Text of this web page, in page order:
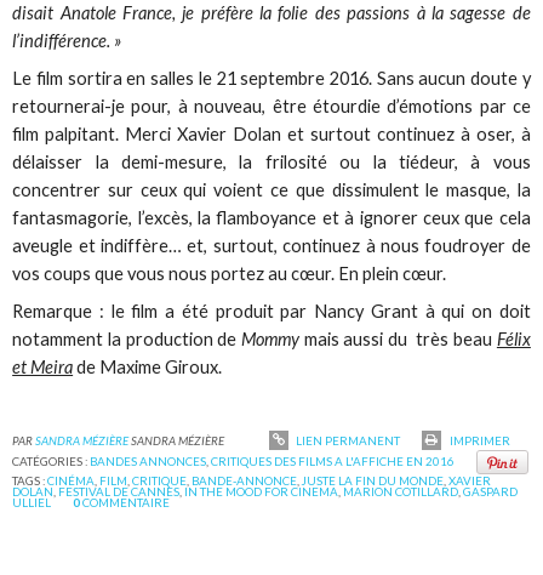
disait Anatole France, je préfère la folie des passions à la sagesse de
l’indifférence. »
Le film sortira en salles le 21 septembre 2016. Sans aucun doute y
retournerai-je pour, à nouveau, être étourdie d’émotions par ce
film palpitant. Merci Xavier Dolan et surtout continuez à oser, à
délaisser la demi-mesure, la frilosité ou la tiédeur, à vous
concentrer sur ceux qui voient ce que dissimulent le masque, la
fantasmagorie, l’excès, la flamboyance et à ignorer ceux que cela
aveugle et indiffère… et, surtout, continuez à nous foudroyer de
vos coups que vous nous portez au cœur. En plein cœur.
Remarque : le film a été produit par Nancy Grant à qui on doit
notamment la production de Mommymais aussi du très beau Félix
et Meirade Maxime Giroux.
PARSANDRA MÉZIÈRESANDRA MÉZIÈRE LIEN PERMANENT
IMPRIMER
CATÉGORIES : BANDES ANNONCES ,CRITIQUES DES FILMS A L'AFFICHE EN 2016
TAGS :CINÉMA FILM ,CRITIQUE BANDE-ANNONCE JUSTE LA FIN DU MONDE ,XAVIER
DOLAN FESTIVAL DE CANNES IN THE MOOD FOR CINEMA MARION COTILLARD ,GASPARD
ULLIEL 0COMMENTAIRE